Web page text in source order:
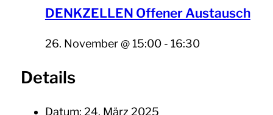
DENKZELLEN Offener Austausch
26. November @ 15:00- 16:30
Details
Datum: 24. März 2025